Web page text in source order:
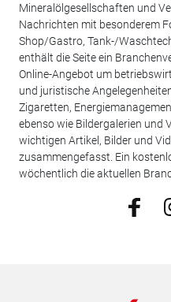
Mineralölgesellschaften und
Nachrichten mit besonderem
Shop/Gastro, Tank-/
enthält die Seite ein
Online-Angebot um
und juristische
Zigaretten,
ebenso wie Bildergalerien und
wichtigen Artikel, Bilder und
zusammengefasst. Ein
wöchentlich die aktuellen